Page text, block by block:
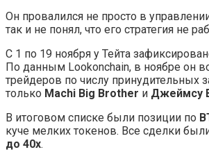
Он провалился не просто в
так и не понял, что его стратегия не
С 1 по 19 ноября у Тейта
По данным Lookonchain, в ноябре он
трейдеров по числу принудительных
только Machi Big Brother и Джеймсу
В итоговом списке были позиции по
куче мелких токенов. Все сделки
до 40x.